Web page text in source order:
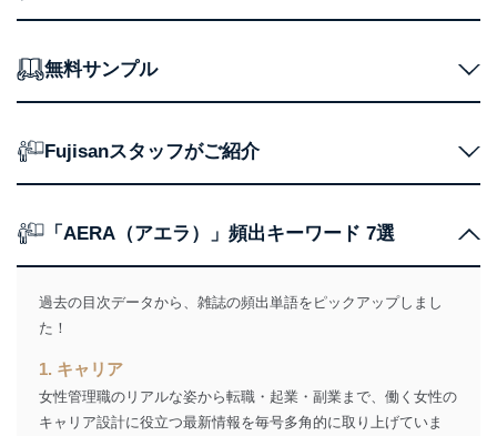
閲覧履歴や購買履歴等の情報を分
当社にお問合わせ
人情報
お問い合わせ対応、トラブル対
質向上のため
3
当社カスタマーQ＆
の確認のため
サイトのサービス内容のご案内の
ｅメール等による商品、サービ
ス、キャンペーン等の広告に関す
るご案内のため
個人情報
5
当社の従業者の個
人情報
め
パートナー（提携
購入商品配送のため
無料サンプル
Fujisanスタッフがご紹介
「AERA（アエラ）」頻出キーワード 7選
過去の目次データから、雑誌の頻出単語をピックアップしまし
た！
1. キャリア
女性管理職のリアルな姿から転職・起業・副業まで、働く女性の
キャリア設計に役立つ最新情報を毎号多角的に取り上げていま